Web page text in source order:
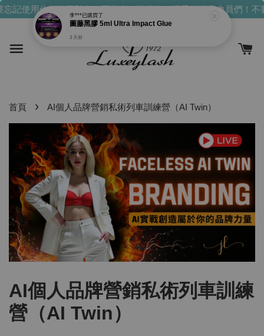
使用你們的發財金！買越多，送越多！親愛的消費會員們！不要
首頁 › AI個人品牌營銷私術列車訓練營（AI Twin）
AI個人品牌營銷私術列車訓練
營（AI Twin）